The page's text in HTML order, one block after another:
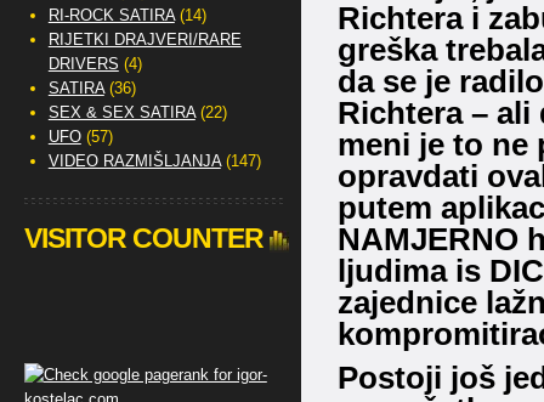
Richtera i
greška
da se je
Richtera – ali
meni je to
opravdati
putem
NAMJERNO
ljudima is
zajednice
Postoji još
RI-ROCK SATIRA(14)
RIJETKI DRAJVERI/RARE
DRIVERS (4)
SATIRA(36)
SEX & SEX SATIRA(22)
UFO(57)
VIDEO RAZMIŠLJANJA(147)
VISITOR COUNTER